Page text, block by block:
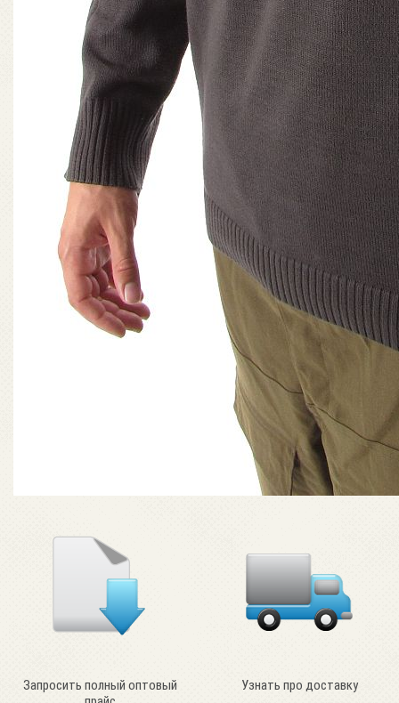
Запросить полный оптовый
Узнать про доставку